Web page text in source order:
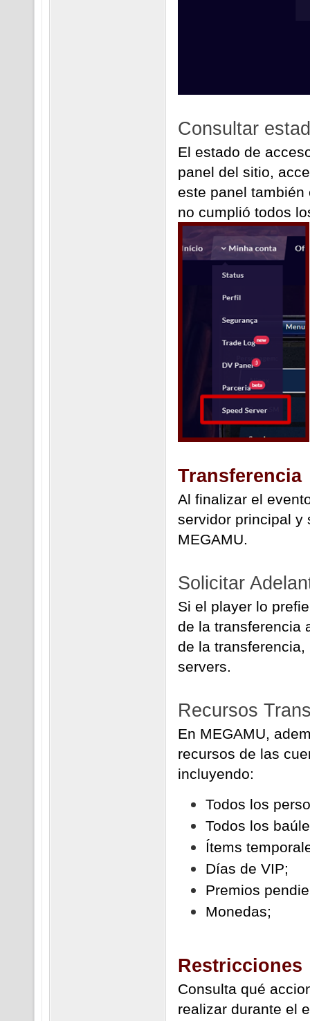
Consultar
El estado de
panel del sitio,
este panel
no cumplió todos
Transferencia
Al finalizar el
servidor principal y
MEGAMU.
Solicitar
Si el player lo
de la transferencia
de la
servers.
Recursos
En MEGAMU,
recursos de las
incluyendo:
Todos los
Todos los
Ítems
Días de VIP;
Premios
Monedas;
Restricciones
Consulta qué
realizar durante el